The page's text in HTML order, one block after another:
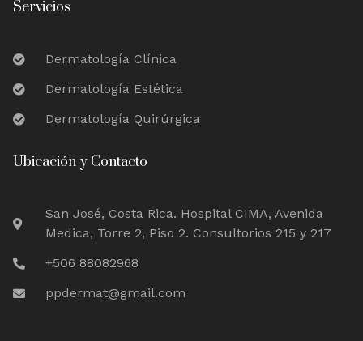
Servicios
Dermatología Clínica
Dermatología Estética
Dermatología Quirúrgica
Ubicación y Contacto
San José, Costa Rica. Hospital CIMA, Avenida
Medica, Torre 2, Piso 2. Consultorios 215 y 217
+506 88082968
ppdermat@gmail.com